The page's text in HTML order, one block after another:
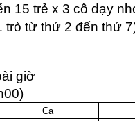
15 trẻ x 3 cô dạy
trò từ thứ 2 đến thứ
giờ
Ca